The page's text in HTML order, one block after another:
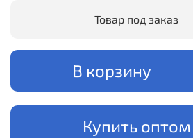
Товар под заказ
В корзину
Купить оптом